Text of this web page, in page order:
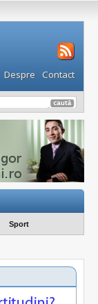
Despre Contact
Sport